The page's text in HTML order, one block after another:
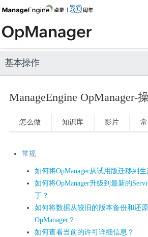
基本操作
ManageEngine OpManager-
怎么做 知识库 影片
常规
如何将OpManager从试用版迁移到
如何将OpManager升级到最新的
丁？
如何将数据从较旧的版本备份和还
OpManager？
如何查看当前的许可详细信息？